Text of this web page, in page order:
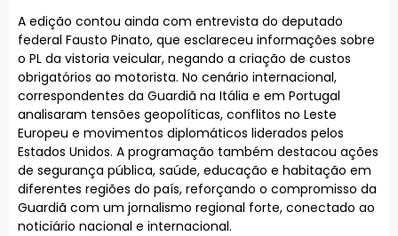
A edição contou ainda com entrevista do deputado
federal Fausto Pinato, que esclareceu informações sobre
o PL da vistoria veicular, negando a criação de custos
obrigatórios ao motorista. No cenário internacional,
correspondentes da Guardiã na Itália e em Portugal
analisaram tensões geopolíticas, conflitos no Leste
Europeu e movimentos diplomáticos liderados pelos
Estados Unidos. A programação também destacou ações
de segurança pública, saúde, educação e habitação em
diferentes regiões do país, reforçando o compromisso da
Guardiã com um jornalismo regional forte, conectado ao
noticiário nacional e internacional.